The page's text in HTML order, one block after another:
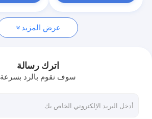
ماكينات صنع الأكواب الورقية
آلة قطع الكوب الورقي بالقالب
آلة صندوق الغداء الورقية
آلة تغليف الأكواب الورقية
عرض المزيد
اترك رسالة
سوف نقوم بالرد بسرعة